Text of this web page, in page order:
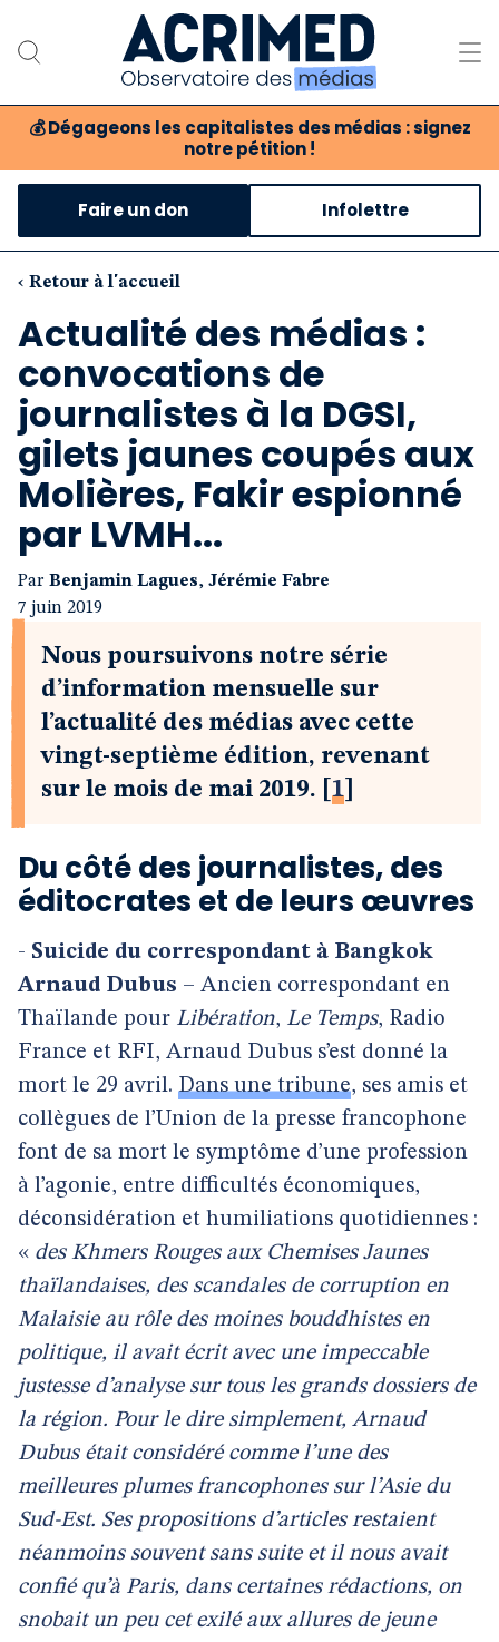
💰 Dégageons les capitalistes des médias : signez
notre pétition !
Notre association
Notre critique des médias
Nos propositions
Notre revue
Boutique
Faire un don Infolettre
‹ Retour à l'accueil
Actualité des médias :
convocations de
journalistes à la DGSI,
gilets jaunes coupés aux
Molières, Fakir espionné
par LVMH...
Par Benjamin Lagues, Jérémie Fabre
7 juin 2019
Nous poursuivons notre série
d’information mensuelle sur
l’actualité des médias avec cette
vingt-septième édition, revenant
sur le mois de mai 2019.
1
Du côté des journalistes, des
éditocrates et de leurs œuvres
- Suicide du correspondant à Bangkok
Arnaud Dubus – Ancien correspondant en
Thaïlande pour Libération, Le Temps, Radio
France et RFI, Arnaud Dubus s’est donné la
mort le 29 avril. Dans une tribune, ses amis et
collègues de l’Union de la presse francophone
font de sa mort le symptôme d’une profession
à l’agonie, entre difficultés économiques,
déconsidération et humiliations quotidiennes :
« des Khmers Rouges aux Chemises Jaunes
thaïlandaises, des scandales de corruption en
Malaisie au rôle des moines bouddhistes en
politique, il avait écrit avec une impeccable
justesse d’analyse sur tous les grands dossiers de
la région. Pour le dire simplement, Arnaud
Dubus était considéré comme l’une des
meilleures plumes francophones sur l’Asie du
Sud-Est. Ses propositions d’articles restaient
néanmoins souvent sans suite et il nous avait
confié qu’à Paris, dans certaines rédactions, on
snobait un peu cet exilé aux allures de jeune